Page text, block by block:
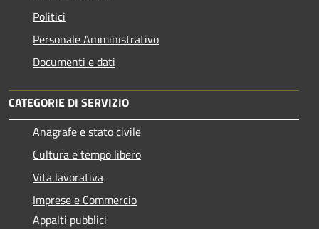
Politici
Personale Amministrativo
Documenti e dati
CATEGORIE DI SERVIZIO
Anagrafe e stato civile
Cultura e tempo libero
Vita lavorativa
Imprese e Commercio
Appalti pubblici